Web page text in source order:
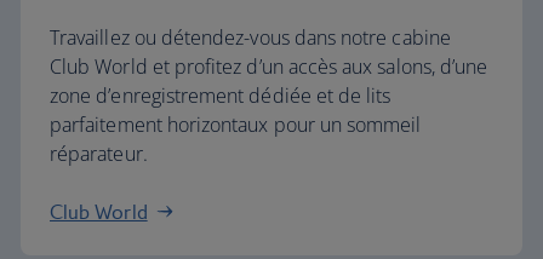
Travaillez ou détendez-vous dans notre cabine
Club World et profitez d’un accès aux salons, d’une
zone d’enregistrement dédiée et de lits
parfaitement horizontaux pour un sommeil
réparateur.
Club World